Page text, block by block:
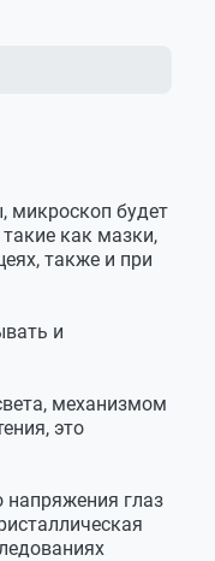
микроскоп будет
как мазки,
также и при
и
механизмом
это
напряжения глаз